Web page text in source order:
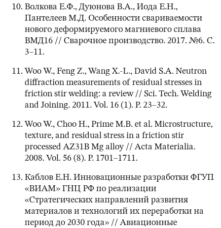
Волкова Е.Ф., Дуюнова В.А., Иода Е.Н.,
Пантелеев М.Д. Особенности свариваемости
нового деформируемого магниевого сплава
ВМД16 // Сварочное производство. 2017. №6. С.
3–11.
Woo W., Feng Z., Wang X.-L., David S.A. Neutron
diffraction measurements of residual stresses in
friction stir welding: a review // Sci. Tech. Welding
and Joining. 2011. Vol. 16 (1). P. 23–32.
Woo W., Choo H., Prime M.B. et al. Microstructure,
texture, and residual stress in a friction stir
processed AZ31B Mg alloy // Acta Materialia.
2008. Vol. 56 (8). P. 1701–1711.
Каблов Е.Н. Инновационные разработки ФГУП
«ВИАМ» ГНЦ РФ по реализации
«Стратегических направлений развития
материалов и технологий их переработки на
период до 2030 года» // Авиационные